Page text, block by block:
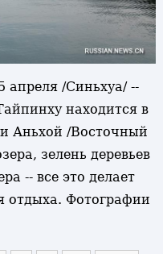
апреля /Синьхуа/ --
находится в
Аньхой /Восточный
зелень деревьев
-- все это делает
отдыха. Фотографии